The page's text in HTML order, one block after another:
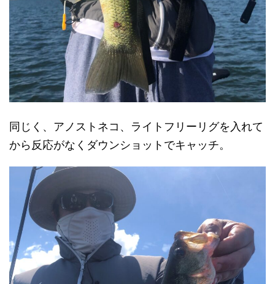
同じく、アノストネコ、ライトフリーリグを入れて
から反応がなくダウンショットでキャッチ。